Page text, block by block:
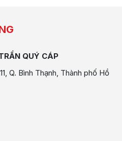
QUÝ CÁP
Q. Bình Thạnh, Thành phố Hồ